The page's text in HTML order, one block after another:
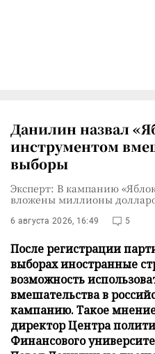
Данилин назвал
инструментом
выборы
Эксперт: В кампанию
вложены миллионы
6 августа 2026, 16:49 5
После регистрации
выборах иностранные
возможность
вмешательства в
кампанию. Такое
директор Центра
Финансового